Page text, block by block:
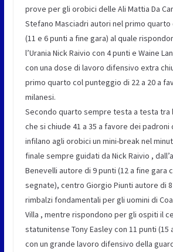
prove per gli orobici delle Ali Mattia Da
Stefano Masciadri autori nel primo quarto
(11 e 6 punti a fine gara) al quale
l’Urania Nick Raivio con 4 punti e Waine
con una dose di lavoro difensivo extra
primo quarto col punteggio di 22 a 20 a
milanesi.
Secondo quarto sempre testa a testa tra
che si chiude 41 a 35 a favore dei padroni
infilano agli orobici un mini-break nel
finale sempre guidati da Nick Raivio ,
Benevelli autore di 9 punti (12 a fine gara
segnate), centro Giorgio Piunti autore di
rimbalzi fondamentali per gli uomini di
Villa , mentre rispondono per gli ospiti il
statunitense Tony Easley con 11 punti (15
con un grande lavoro difensivo della